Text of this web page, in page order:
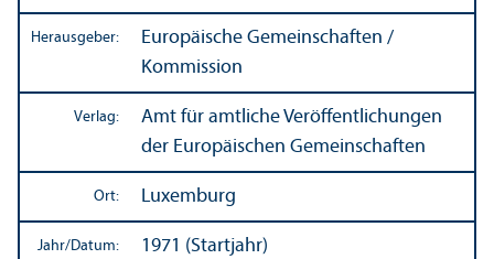
Herausgeber:
Europäische Gemeinschaften /
Kommission
Verlag:
Amt für amtliche Veröffentlichungen
der Europäischen Gemeinschaften
Ort: Luxemburg
Jahr/Datum: 1971 (Startjahr)